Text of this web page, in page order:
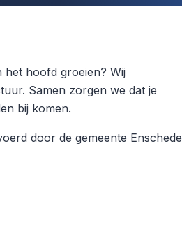
het hoofd groeien? Wij
Samen zorgen we dat je
bij komen.
door de gemeente Enschede